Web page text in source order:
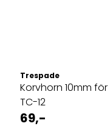
Trespade
Korvhorn 10mm för
TC-12
69,-